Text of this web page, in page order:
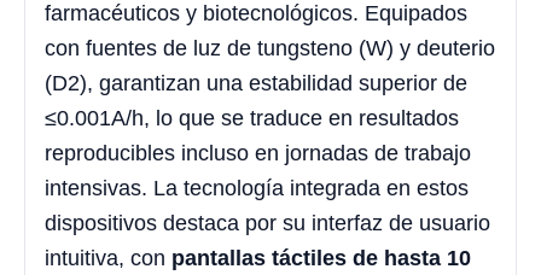
farmacéuticos y biotecnológicos. Equipados
con fuentes de luz de tungsteno (W) y deuterio
(D2), garantizan una estabilidad superior de
≤0.001A/h, lo que se traduce en resultados
reproducibles incluso en jornadas de trabajo
intensivas. La tecnología integrada en estos
dispositivos destaca por su interfaz de usuario
intuitiva, con pantallas táctiles de hasta 10